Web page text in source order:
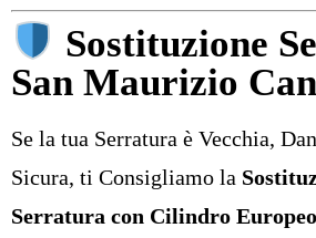
Sostituzione
San Maurizio
Se la tua Serratura è Vecchia,
Sicura, ti Consigliamo la
Serratura con Cilindro